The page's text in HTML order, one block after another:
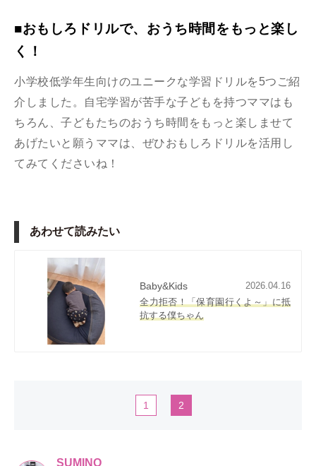
■おもしろドリルで、おうち時間をもっと楽し
く！
小学校低学年生向けのユニークな学習ドリルを5つご紹
介しました。自宅学習が苦手な子どもを持つママはも
ちろん、子どもたちのおうち時間をもっと楽しませて
あげたいと願うママは、ぜひおもしろドリルを活用し
てみてくださいね！
あわせて読みたい
Baby&Kids
2026.04.16
全力拒否！「保育園行くよ～」に抵
抗する僕ちゃん
1 2
SUMINO